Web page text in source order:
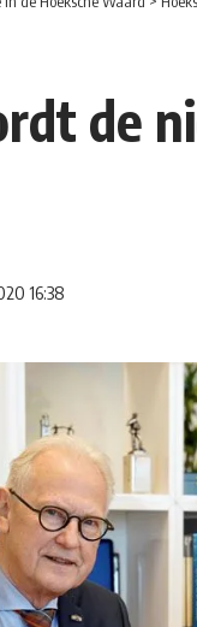
de
16:38